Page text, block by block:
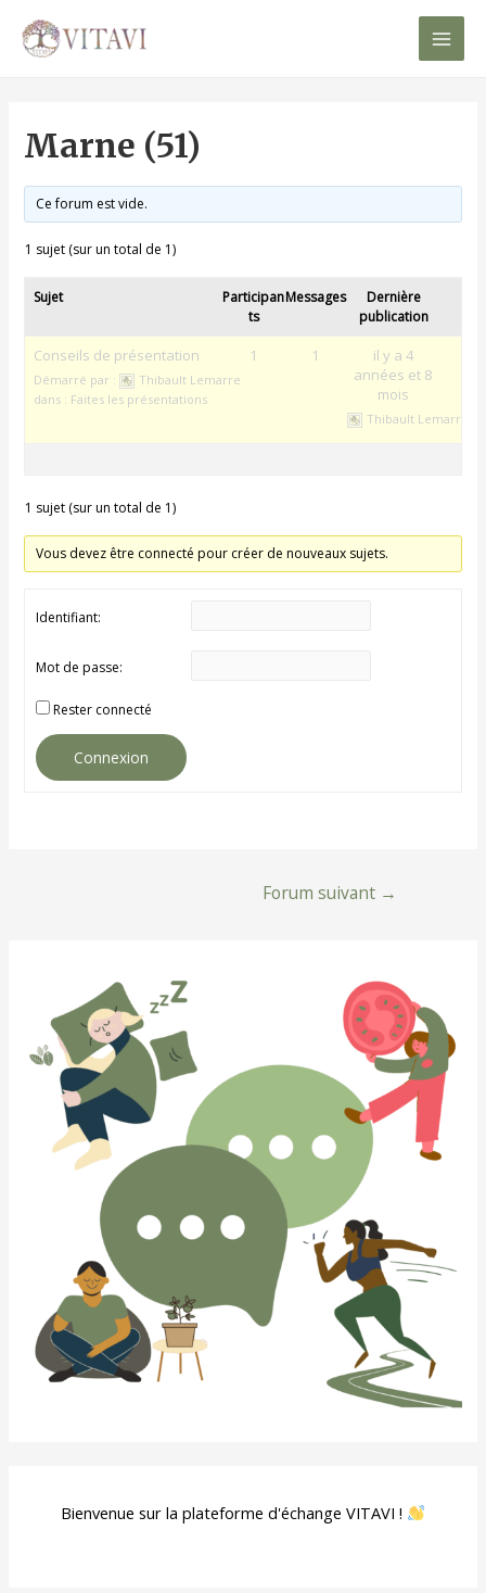
Main
Marne (51)
Ce forum est vide.
1 sujet (sur un total de 1)
Sujet
Participan
ts
Messages
Dernière
publication
Conseils de présentation
Démarré par :
Thibault Lemarre
dans : Faites les présentations
1 1
il y a 4
années et 8
mois
Thibault Lemarre
1 sujet (sur un total de 1)
Vous devez être connecté pour créer de nouveaux sujets.
Identifiant:
Mot de passe:
Rester connecté
Connexion
Forum suivant →
Bienvenue sur la plateforme d'échange VITAVI !